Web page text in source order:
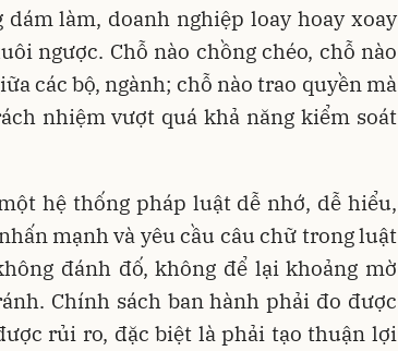
làm, doanh nghiệp loay hoay xoay
ngược. Chỗ nào chồng chéo, chỗ nào
các bộ, ngành; chỗ nào trao quyền mà
nhiệm vượt quá khả năng kiểm soát
hệ thống pháp luật dễ nhớ, dễ hiểu,
mạnh và yêu cầu câu chữ trong luật
đánh đố, không để lại khoảng mờ
Chính sách ban hành phải đo được
rủi ro, đặc biệt là phải tạo thuận lợi